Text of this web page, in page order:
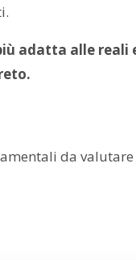
adatta alle reali
da valutare